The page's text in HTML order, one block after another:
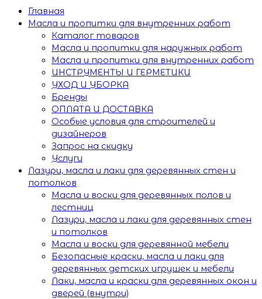
Главная
Масла и пропитки для внутренних работ
Каталог товаров
Масла и пропитки для наружных работ
Масла и пропитки для внутренних работ
ИНСТРУМЕНТЫ И ГЕРМЕТИКИ
УХОД И УБОРКА
Бренды
ОПЛАТА И ДОСТАВКА
Особые условия для строителей и
дизайнеров
Запрос на скидку
Услуги
Лазури, масла и лаки для деревянных стен и
потолков
Масла и воски для деревянных полов и
лестниц
Лазури, масла и лаки для деревянных стен
и потолков
Масла и воски для деревянной мебели
Безопасные краски, масла и лаки для
деревянных детских игрушек и мебели
Лаки, масла и краски для деревянных окон и
дверей (внутри)